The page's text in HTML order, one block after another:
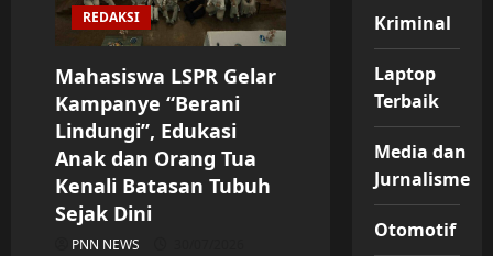
REDAKSI
Mahasiswa LSPR Gelar
Kampanye “Berani
Lindungi”, Edukasi
Anak dan Orang Tua
Kenali Batasan Tubuh
Sejak Dini
PNN NEWS
Kriminal
Laptop
Terbaik
Media dan
Jurnalisme
Otomotif